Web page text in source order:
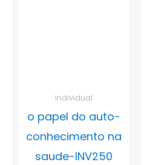
Individual
o papel do auto-
conhecimento na
saude-INV250